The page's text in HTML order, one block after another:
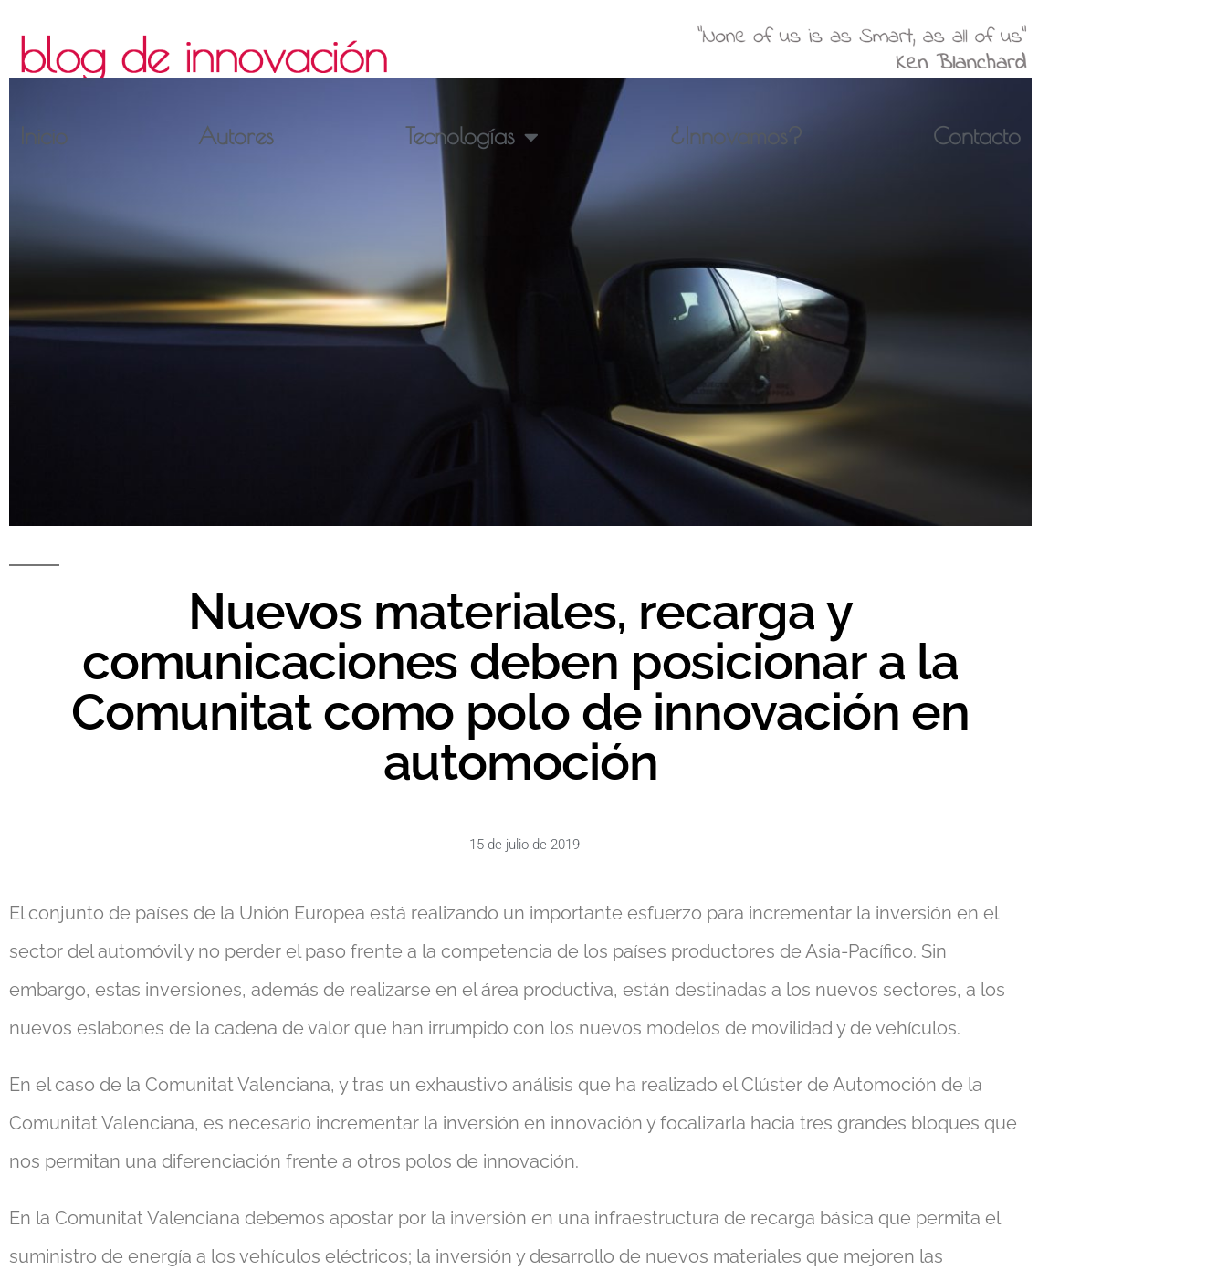
Inicio Autores Tecnologías ¿Innovamos? Contacto
Nuevos materiales, recarga y
comunicaciones deben posicionar a la
Comunitat como polo de innovación en
automoción
15 de julio de 2019
El conjunto de países de la Unión Europea está realizando un importante esfuerzo para incrementar la inversión en el
sector del automóvil y no perder el paso frente a la competencia de los países productores de Asia-Pacífico. Sin
embargo, estas inversiones, además de realizarse en el área productiva, están destinadas a los nuevos sectores, a los
nuevos eslabones de la cadena de valor que han irrumpido con los nuevos modelos de movilidad y de vehículos.
En el caso de la Comunitat Valenciana, y tras un exhaustivo análisis que ha realizado el Clúster de Automoción de la
Comunitat Valenciana, es necesario incrementar la inversión en innovación y focalizarla hacia tres grandes bloques que
nos permitan una diferenciación frente a otros polos de innovación.
En la Comunitat Valenciana debemos apostar por la inversión en una infraestructura de recarga básica que permita el
suministro de energía a los vehículos eléctricos; la inversión y desarrollo de nuevos materiales que mejoren las